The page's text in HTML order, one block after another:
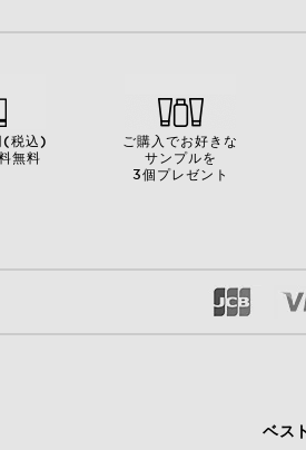
税込)
無料
ご購入でお好きな
サンプルを
3個プレゼント
ベス